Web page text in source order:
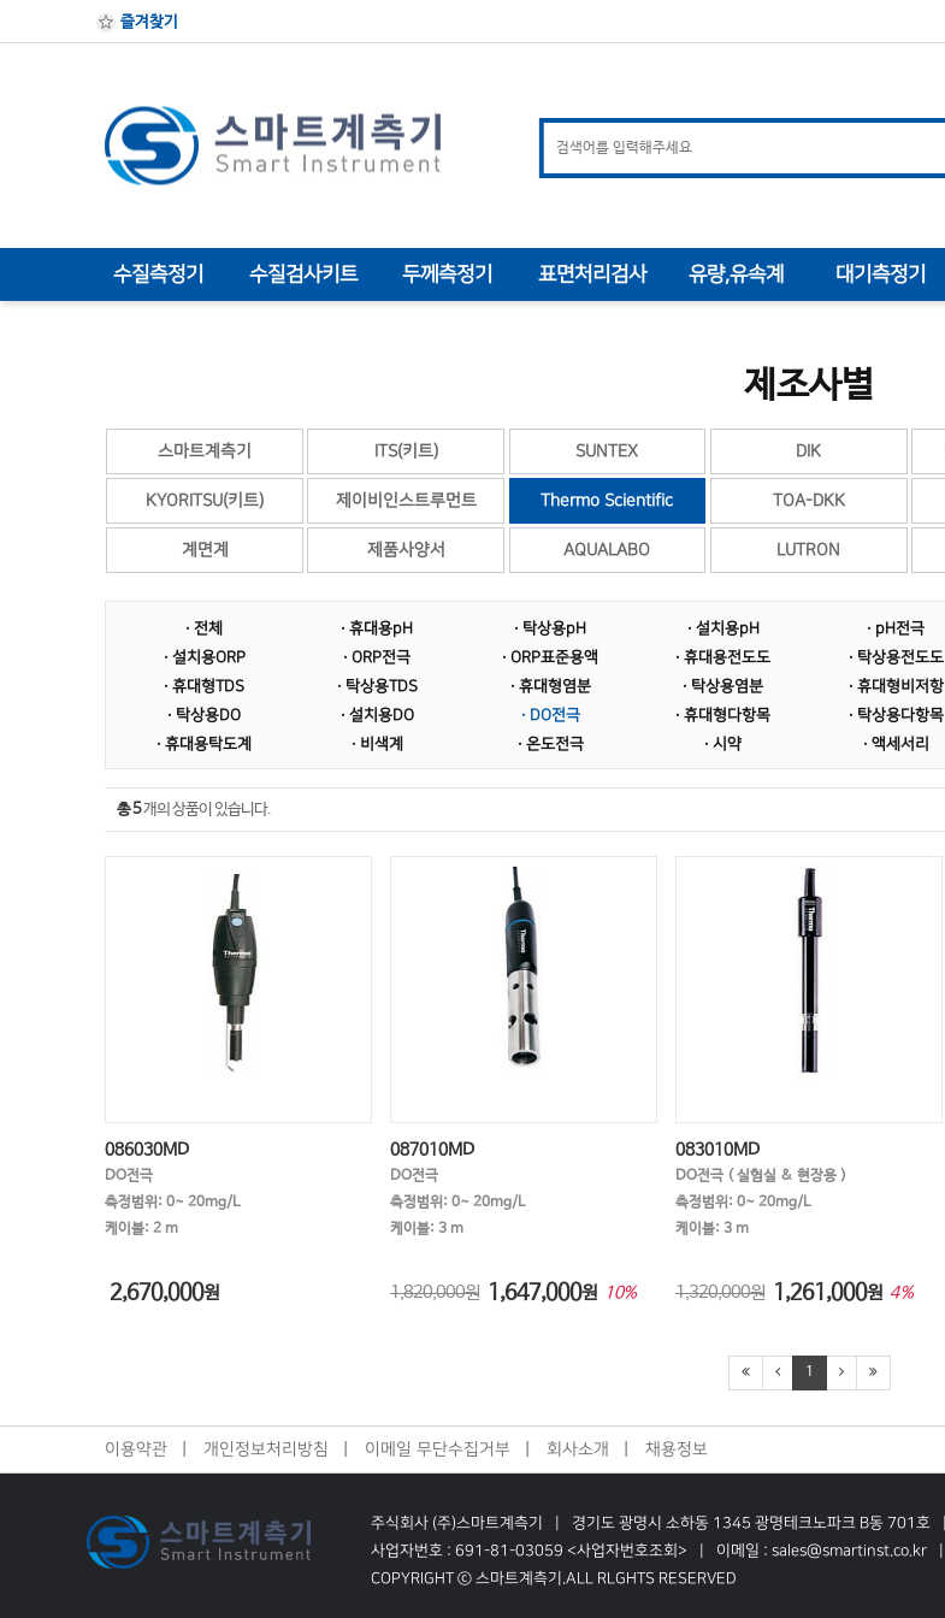
즐겨찾기
수질측정기 수질검사키트 두께측정기 표면처리검사 유량,유속계 대기측정기
제조사별
스마트계측기 ITS(키트) SUNTEX DIK
KYORITSU(키트) 제이비인스트루먼트 Thermo Scientific TOA-DKK
계면계 제품사양서 AQUALABO LUTRON
· 전체 · 휴대용pH · 탁상용pH · 설치용pH · pH전극
· 설치용ORP
· ORP전극 · ORP표준용액 · 휴대용전도도 · 탁상용전도도
· 휴대형TDS
· 탁상용TDS · 휴대형염분 · 탁상용염분 · 휴대형비저항
· 탁상용DO
· 설치용DO · DO전극 · 휴대형다항목 · 탁상용다항목
· 휴대용탁도계
· 비색계 · 온도전극 · 시약 · 액세서리
총 5개의 상품이 있습니다.
086030MD
DO전극
측정범위: 0~ 20mg/L
케이블: 2 m
2,670,000원
087010MD
DO전극
측정범위: 0~ 20mg/L
케이블: 3 m
1,820,000원 1,647,000원 10%
083010MD
DO전극 ( 실험실 & 현장용 )
측정범위: 0~ 20mg/L
케이블: 3 m
1,320,000원 1,261,000원 4%
1
이용약관 개인정보처리방침 이메일 무단수집거부 회사소개 채용정보
주식회사 (주)스마트계측기 경기도 광명시 소하동 1345 광명테크노파크 B동 701호
사업자번호 : 691-81-03059 <사업자번호조회> 이메일 : sales@smartinst.co.kr
COPYRIGHT ⓒ 스마트계측기.ALL RLGHTS RESERVED